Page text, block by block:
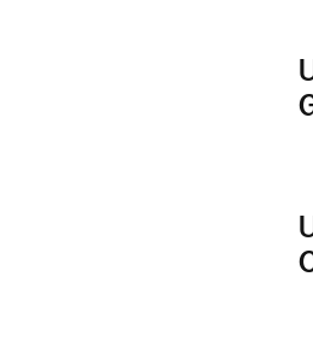
Unsere Schule in Meja Lalu,